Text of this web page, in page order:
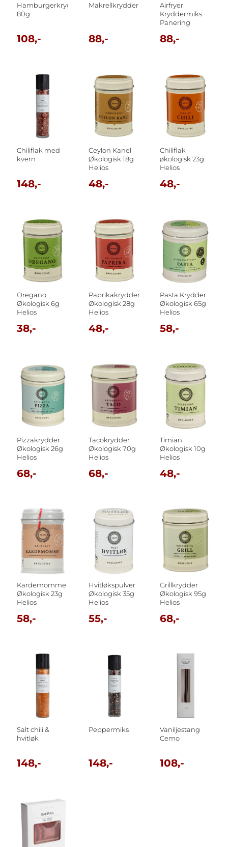
Hamburgerkrydder
80g
108,-
Makrellkrydder
88,-
Airfryer
Kryddermiks
Panering
88,-
Chiliflak med
kvern
148,-
Ceylon Kanel
Økologisk 18g
Helios
48,-
Chiliflak
økologisk 23g
Helios
48,-
Oregano
Økologisk 6g
Helios
38,-
Paprikakrydder
Økologisk 28g
Helios
48,-
Pasta Krydder
Økologisk 65g
Helios
58,-
Pizzakrydder
Økologisk 26g
Helios
68,-
Tacokrydder
Økologisk 70g
Helios
68,-
Timian
Økologisk 10g
Helios
48,-
Kardemomme
Økologisk 23g
Helios
58,-
Hvitløkspulver
Økologisk 35g
Helios
55,-
Grillkrydder
Økologisk 95g
Helios
68,-
Salt chili &
hvitløk
148,-
Peppermiks
148,-
Vaniljestang
Cemo
108,-